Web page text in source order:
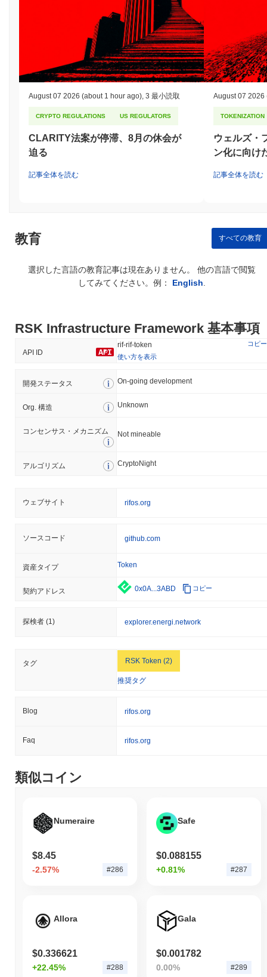
特にビットコインのセキュリティと堅牢性をアプリケーションに
活用しようとする人々におけるブロックチェーン分野での革新と
採用を促進します。
RSKインフラストラクチャーフレームワークはどの
ように保護されていますか？
RSKインフラストラクチャーフレームワークは、マージマイニン
グされたプルーフ・オブ・ワーク（PoW）コンセンサスメカニズ
エネルギーを再利用してビットコインネットワークとRSKの両方
ットワークの膨大なハッシュパワーを活用してセキュリティが強
化されます。この文脈におけるバリデーターは、取引を確認しネ
トコルは、認証とデータの整合性のためにECDSA（楕円曲線デジ
ットワークの運営に誠実に参加することを促します。さらに、ネ
ットワークは定期的な監査とコミュニティ参加を含む堅牢なガバ
弱性に対する透明性と適応性を確保することで、セキュリティと
レジリエンスがさらに強化されます。
RSKインフラストラクチャーフレームワークは、ブロックチェー
ンプロジェクトに典型的な技術的およびセキュリティリスクに直
面しています。特に注目すべき事件は、2019年5月に発生したも
攻撃が可能になる可能性がありました。この問題は、RSKチーム
プラットフォームのセキュリティが確保されました。彼らはま
に、ビットコインのサイドチェーンとして、RSKはクロスチェー
ン取引を保護するために一群のエンティティに依存する連邦ペグ
央集権的なリスクを引き起こす可能性がありますが、チームは連
ームワークに対する継続的なリスクには、市場のボラティリティ
監査を通じてこれらのリスクを軽減し、プラットフォームのセキ
主要指標と市場分析
きますか？
所で広く利用できます。 最もアクティブなプラットフォームは
Binance
取引ペアは24時間のボリュームが
以上を記録しました。 その他の取引所にはPionex
RSK Infrastructure Frameworkの現在の日次取引量
過去24時間で、RSK Infrastructure Frameworkの取引量は
史上最高値（ATH）：
史上最安値（ATL）：
RSK Infrastructure Frameworkは現在、ATHより~89.29%
されています そしてATLから
上昇しています。
RSK Infrastructure Frameworkの時価総額は約$67,956,356.00
場規模で世界第285位にランクされています。この数字は、1 000
す。
August 07 2026 (about 1 hour ago) 3 最小読取
CRYPTO REGULATIONS US REGULATORS
CLARITY法案が停滞、8月の休会が
迫る
記事全体を読む
August 07 2026
TOKENIZATION
ウェルズ・
ン化に向け
記事全体を読む
教育 すべての教育
選択した言語の教育記事は現在ありません。 他の言語で閲覧
してみてください。例： English
RSK Infrastructure Framework 基本事項
API ID
rif-rif-token
コピー
使い方を表示
開発ステータス On-going development
Org. 構造 Unknown
コンセンサス・メカニズム Not mineable
アルゴリズム CryptoNight
ウェブサイト rifos.org
ソースコード github.com
資産タイプ Token
契約アドレス 0x0A...3ABD コピー
探検者 (1) explorer.energi.network
タグ RSK Token (2)
推奨タグ
Blog rifos.org
Faq rifos.org
類似コイン
Numeraire
$8.45
-2.57% #286
Safe
$0.088155
+0.81% #287
Allora
$0.336621
+22.45% #288
Gala
$0.001782
0.00% #289